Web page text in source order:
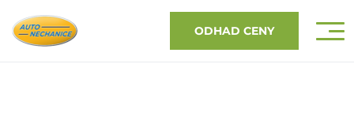
ODHAD CENY